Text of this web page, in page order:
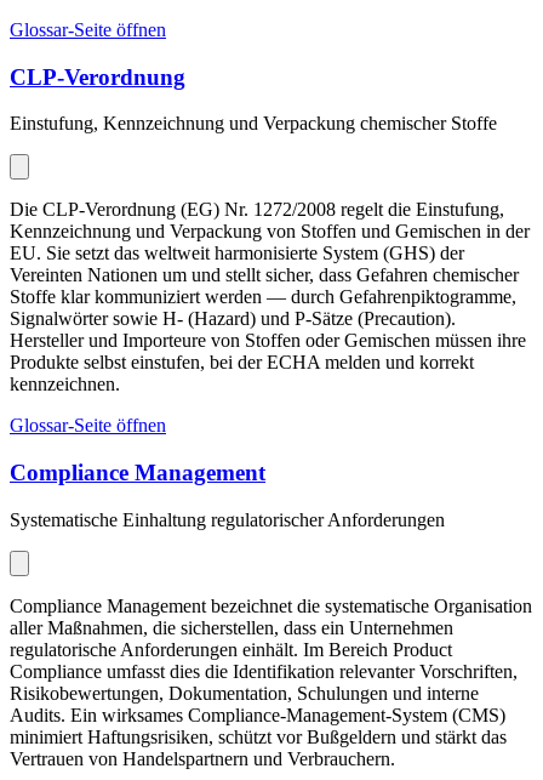
Glossar-Seite öffnen
CLP-Verordnung
Einstufung, Kennzeichnung und Verpackung chemischer Stoffe
Die CLP-Verordnung (EG) Nr. 1272/2008 regelt die Einstufung,
Kennzeichnung und Verpackung von Stoffen und Gemischen in der
EU. Sie setzt das weltweit harmonisierte System (GHS) der
Vereinten Nationen um und stellt sicher, dass Gefahren chemischer
Stoffe klar kommuniziert werden — durch Gefahrenpiktogramme,
Signalwörter sowie H- (Hazard) und P-Sätze (Precaution).
Hersteller und Importeure von Stoffen oder Gemischen müssen ihre
Produkte selbst einstufen, bei der ECHA melden und korrekt
kennzeichnen.
Glossar-Seite öffnen
Compliance Management
Systematische Einhaltung regulatorischer Anforderungen
Compliance Management bezeichnet die systematische Organisation
aller Maßnahmen, die sicherstellen, dass ein Unternehmen
regulatorische Anforderungen einhält. Im Bereich Product
Compliance umfasst dies die Identifikation relevanter Vorschriften,
Risikobewertungen, Dokumentation, Schulungen und interne
Audits. Ein wirksames Compliance-Management-System (CMS)
minimiert Haftungsrisiken, schützt vor Bußgeldern und stärkt das
Vertrauen von Handelspartnern und Verbrauchern.